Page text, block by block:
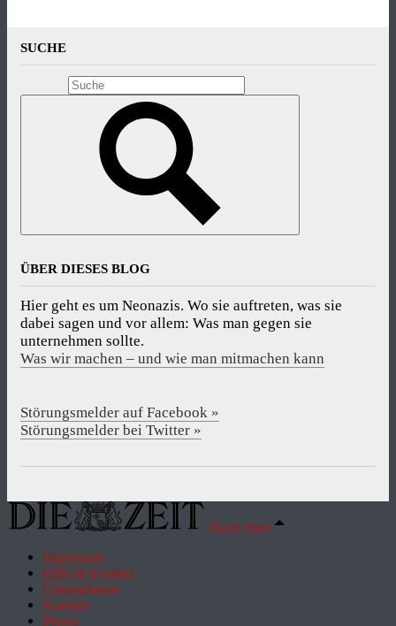
SUCHE
ÜBER DIESES BLOG
Hier geht es um Neonazis. Wo sie auftreten, was sie
dabei sagen und vor allem: Was man gegen sie
unternehmen sollte.
Was wir machen – und wie man mitmachen kann
Störungsmelder auf Facebook »
Störungsmelder bei Twitter »
Nach oben
Impressum
Hilfe & Kontakt
Unternehmen
Karriere
Presse